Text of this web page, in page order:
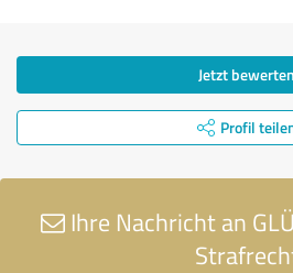
Jetzt bewerten
Profil
Ihre Nachricht an